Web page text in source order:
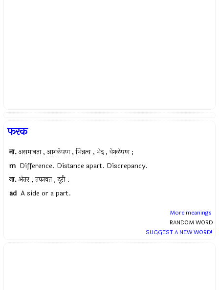
फरक
ना. असमानता , आगळेपण , भिन्नत्व , भेद , वेगळेपण ;
m Difference. Distance apart. Discrepancy.
ना. अंतर , तफावत , दूरी .
ad A side or a part.
More meanings
RANDOM WORD
SUGGEST A NEW WORD!